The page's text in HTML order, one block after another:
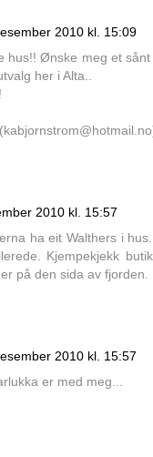
2010 kl. 15:09
hus!! Ønske meg et
her i Alta..
2010 kl. 15:57
ha eit Walthers i
Kjempekjekk
på den sida av fjorden.
2010 kl. 15:57
er med meg...